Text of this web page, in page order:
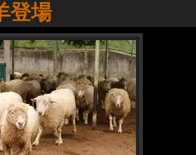
登場